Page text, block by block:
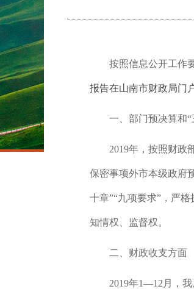
按照信息公开工作
报告在山南市财政局门
一、部门预决算和
2019年，按照财政
保密事项外市本级政府
十章”“九项要求”，严
知情权、监督权。
二、财政收支方面
2019年1—12 月，